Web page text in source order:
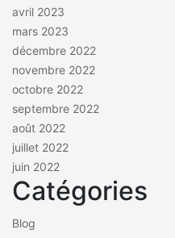
avril 2023
mars 2023
décembre 2022
novembre 2022
octobre 2022
septembre 2022
août 2022
juillet 2022
juin 2022
Catégories
Blog